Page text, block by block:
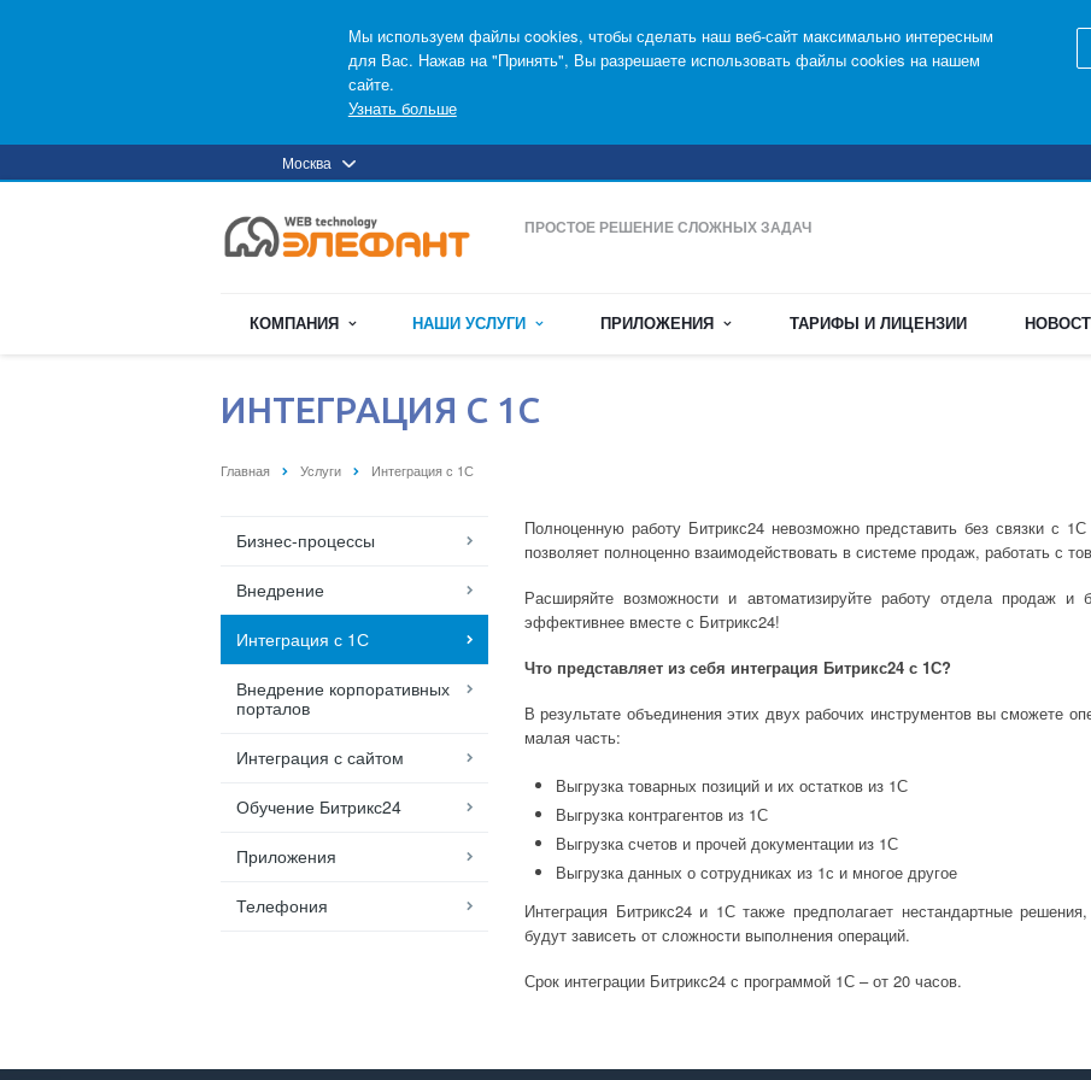
Мы используем файлы cookies, чтобы сделать наш веб-сайт максимально интересным
для Вас. Нажав на "Принять", Вы разрешаете использовать файлы cookies на нашем
сайте.
Узнать больше
Москва
ПРОСТОЕ РЕШЕНИЕ СЛОЖНЫХ ЗАДАЧ
КОМПАНИЯ НАШИ УСЛУГИ ПРИЛОЖЕНИЯ ТАРИФЫ И ЛИЦЕНЗИИ
ИНТЕГРАЦИЯ С 1С
Главная Услуги Интеграция с 1С
Бизнес-процессы
Внедрение
Интеграция с 1С
Внедрение корпоративных
порталов
Интеграция с сайтом
Обучение Битрикс24
Приложения
Телефония
Полноценную работу Битрикс24 невозможно представить без связки с
позволяет полноценно взаимодействовать в системе продаж, работать с
Расширяйте возможности и автоматизируйте работу отдела продаж и
эффективнее вместе с Битрикс24!
Что представляет из себя интеграция Битрикс24 с 1С?
В результате объединения этих двух рабочих инструментов вы сможете
малая часть:
Выгрузка товарных позиций и их остатков из 1С
Выгрузка контрагентов из 1С
Выгрузка счетов и прочей документации из 1С
Выгрузка данных о сотрудниках из 1с и многое другое
Интеграция Битрикс24 и 1С также предполагает нестандартные
будут зависеть от сложности выполнения операций.
Срок интеграции Битрикс24 с программой 1С – от 20 часов.